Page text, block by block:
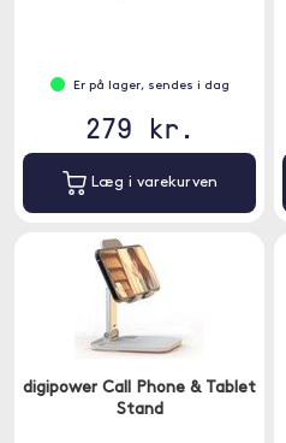
Er på lager, sendes i dag
279 kr.
Læg i varekurven
digipower Call Phone & Tablet
Stand